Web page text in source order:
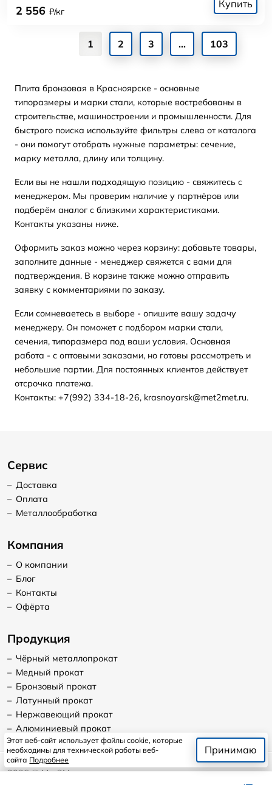
2 556 ₽/кг
Купить
1 2 3 ... 103
Плита бронзовая в Красноярске - основные
типоразмеры и марки стали, которые востребованы в
строительстве, машиностроении и промышленности. Для
быстрого поиска используйте фильтры слева от каталога
- они помогут отобрать нужные параметры: сечение,
марку металла, длину или толщину.
Если вы не нашли подходящую позицию - свяжитесь с
менеджером. Мы проверим наличие у партнёров или
подберём аналог с близкими характеристиками.
Контакты указаны ниже.
Оформить заказ можно через корзину: добавьте товары,
заполните данные - менеджер свяжется с вами для
подтверждения. В корзине также можно отправить
заявку с комментариями по заказу.
Если сомневаетесь в выборе - опишите вашу задачу
менеджеру. Он поможет с подбором марки стали,
сечения, типоразмера под ваши условия. Основная
работа - с оптовыми заказами, но готовы рассмотреть и
небольшие партии. Для постоянных клиентов действует
отсрочка платежа.
Контакты: +7(992) 334-18-26, krasnoyarsk@met2met.ru.
Сервис
– Доставка
– Оплата
– Металлообработка
Компания
– О компании
– Блог
– Контакты
– Офёрта
Продукция
– Чёрный металлопрокат
– Медный прокат
– Бронзовый прокат
– Латунный прокат
– Нержавеющий прокат
– Алюминиевый прокат
2026©Мет2Мет
Этот веб-сайт использует файлы cookie, которые
необходимы для технической работы веб-
сайта Подробнее
Принимаю